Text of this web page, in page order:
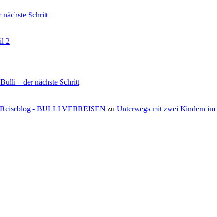
Schritt
2
– der nächste Schritt
- BULLI VERREISEN zu Unterwegs mit zwei Kindern im